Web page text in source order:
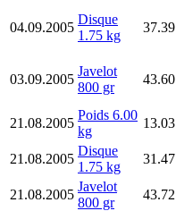
04.09.2005
Disque
1.75 kg
37.39
03.09.2005
Javelot
800 gr
43.60
21.08.2005
Poids 6.00
kg
13.03
21.08.2005
Disque
1.75 kg
31.47
21.08.2005
Javelot
800 gr
43.72